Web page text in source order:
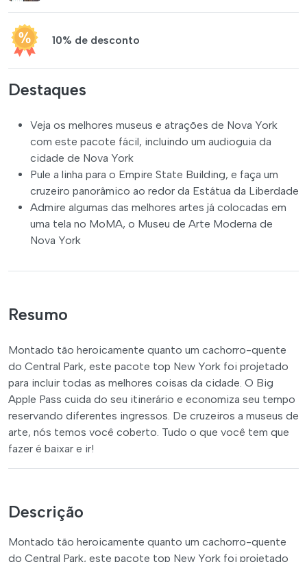
10% de desconto
Destaques
Veja os melhores museus e atrações de Nova York
com este pacote fácil, incluindo um audioguia da
cidade de Nova York
Pule a linha para o Empire State Building, e faça um
cruzeiro panorâmico ao redor da Estátua da Liberdade
Admire algumas das melhores artes já colocadas em
uma tela no MoMA, o Museu de Arte Moderna de
Nova York
Resumo
Montado tão heroicamente quanto um cachorro-quente
do Central Park, este pacote top New York foi projetado
para incluir todas as melhores coisas da cidade. O Big
Apple Pass cuida do seu itinerário e economiza seu tempo
reservando diferentes ingressos. De cruzeiros a museus de
arte, nós temos você coberto. Tudo o que você tem que
fazer é baixar e ir!
Descrição
Montado tão heroicamente quanto um cachorro-quente
do Central Park, este pacote top New York foi projetado